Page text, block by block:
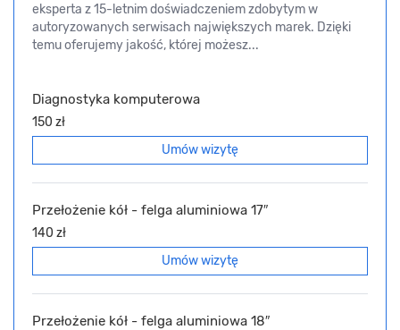
eksperta z 15-letnim doświadczeniem zdobytym w
autoryzowanych serwisach największych marek. Dzięki
temu oferujemy jakość, której możesz...
Diagnostyka komputerowa
150 zł
Umów wizytę
Przełożenie kół - felga aluminiowa 17″
140 zł
Umów wizytę
Przełożenie kół - felga aluminiowa 18″